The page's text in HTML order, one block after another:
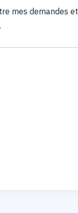
mes demandes et